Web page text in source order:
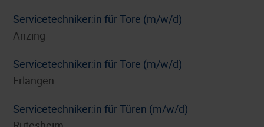
Servicetechniker:in für Tore (m/w/d)
Anzing
Servicetechniker:in für Tore (m/w/d)
Erlangen
Servicetechniker:in für Türen (m/w/d)